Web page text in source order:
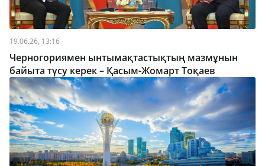
19.06.26, 13:16
Черногориямен ынтымақтастықтың мазмұнын
байыта түсу керек – Қасым-Жомарт Тоқаев